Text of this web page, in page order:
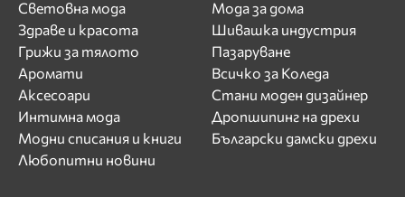
Световна мода
Здраве и красота
Грижи за тялото
Аромати
Аксесоари
Интимна мода
Модни списания и книги
Любопитни новини
Мода за дома
Шивашка индустрия
Пазаруване
Всичко за Коледа
Стани моден дизайнер
Дропшипинг на дрехи
Български дамски дрехи